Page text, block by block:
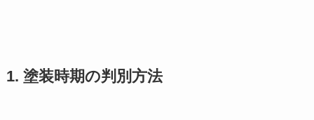
1. 塗装時期の判別方法